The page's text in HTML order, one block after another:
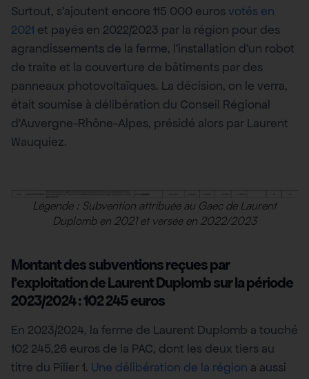
Surtout, s’ajoutent encore 115 000 eurosvotés en
2021 et payés en 2022/2023 par la région pour des
agrandissements de la ferme, l’installation d’un robot
de traite et la couverture de bâtiments par des
panneaux photovoltaïques. La décision, on le verra,
était soumise à délibération du Conseil Régional
d’Auvergne-Rhône-Alpes, présidé alors par Laurent
Wauquiez.
Légende : Subvention attribuée au Gaec de Laurent
Duplomb en 2021 et versée en 2022/2023
Montant des subventions reçues par
l’exploitation de Laurent Duplomb sur la période
2023/2024: 102 245 euros
En 2023/2024, la ferme de Laurent Duplomb a touché
102 245,26 euros de la PAC, dont les deux tiers au
titre du Pilier 1. Une délibération de la région a aussi